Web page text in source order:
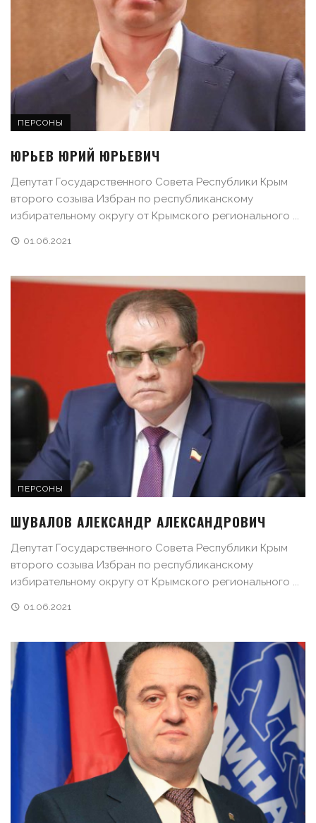
ПЕРСОНЫ
ЮРЬЕВ ЮРИЙ ЮРЬЕВИЧ
Депутат Государственного Совета Республики Крым
второго созыва Избран по республиканскому
избирательному округу от Крымского регионального ...
01.06.2021
ПЕРСОНЫ
ШУВАЛОВ АЛЕКСАНДР АЛЕКСАНДРОВИЧ
Депутат Государственного Совета Республики Крым
второго созыва Избран по республиканскому
избирательному округу от Крымского регионального ...
01.06.2021